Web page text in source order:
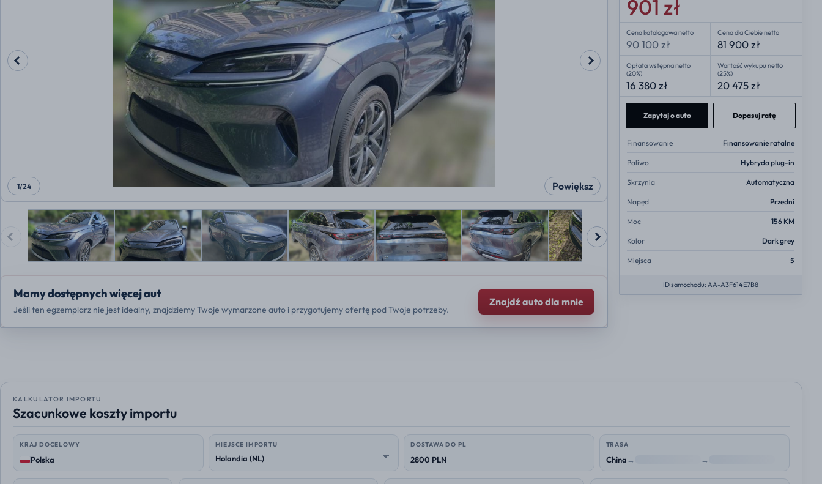
Powiększ
1/24
Mamy dostępnych więcej aut
Jeśli ten egzemplarz nie jest idealny, znajdziemy Twoje wymarzone auto i przygotujemy ofertę pod Twoje potrzeby.
Znajdź auto dla mnie
901 zł
Cena katalogowa netto
90 100 zł
Cena dla Ciebie netto
81 900 zł
Opłata wstępna netto
(20%)
16 380 zł
Wartość wykupu netto
(25%)
20 475 zł
Zapytaj o auto Dopasuj ratę
Finansowanie Finansowanie ratalne
Paliwo Hybryda plug-in
Skrzynia Automatyczna
Napęd Przedni
Moc 156 KM
Kolor Dark grey
Miejsca 5
ID samochodu: AA-A3F614E7B8
KALKULATOR IMPORTU
Szacunkowe koszty importu
KRAJ DOCELOWY
Polska
MIEJSCE IMPORTU DOSTAWA DO PL
2800 PLN
TRASA
China→ →